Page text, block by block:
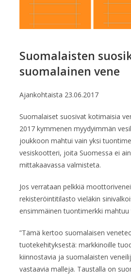
Suomalaisten
suomalainen vene
Ajankohtaista 23.06.2017
Suomalaiset suosivat kotimaisia
2017 kymmenen myydyimmän
joukkoon mahtui vain yksi
vesiskootteri, joita Suomessa ei
mittakaavassa valmisteta.
Jos verrataan pelkkiä
rekisteröintitilasto vieläkin
ensimmäinen tuontimerkki mahtuu
”Tämä kertoo suomalaisen
tuotekehityksestä: markkinoille
kiinnostavia ja suomalaisten
vastaavia malleja. Taustalla on